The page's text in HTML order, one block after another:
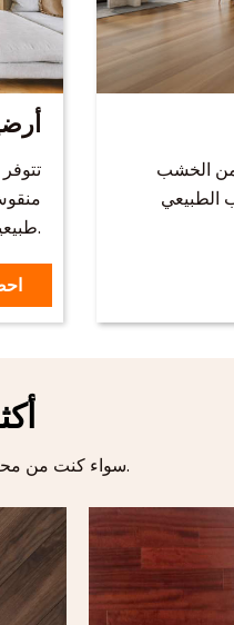
طبيعياً وأنيقاً.
الخشب
الطبيعي
سواء كنت من محبي الألوان الطبيعية أو الألوان الجريئة، نحن نقدم لك جميعها.